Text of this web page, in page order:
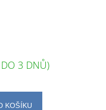
DO 3 DNŮ)
KOŠÍKU